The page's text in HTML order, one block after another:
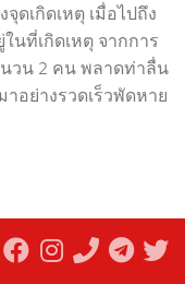
ดเกิดเหตุ เมื่อไปถึง
นที่เกิดเหตุ จากการ
วน 2 คน พลาดท่าลื่น
อย่างรวดเร็วพัดหาย